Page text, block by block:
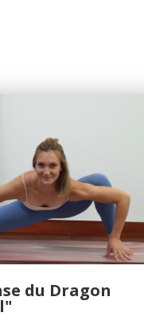
du Dragon